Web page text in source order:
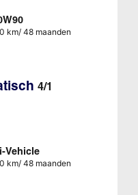
km/ 48 maanden
4/1
Vehicle
km/ 48 maanden